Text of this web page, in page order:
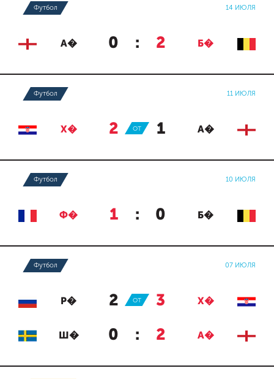
Футбол 14 ИЮЛЯ
А� 0 : 2 Б�
Футбол 11 ИЮЛЯ
Х� 2 : 1 А�
ОТ
Футбол 10 ИЮЛЯ
Ф� 1 : 0 Б�
Футбол 07 ИЮЛЯ
Р� 2 : 3 Х�
ОТ
Ш� 0 : 2 А�